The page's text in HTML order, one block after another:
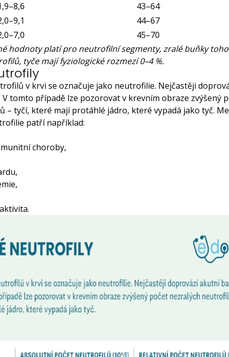
43–64
44–67
45–70
hodnoty platí pro neutrofilní segmenty, zralé buňky
tyče mají fyziologické rozmezí 0–4 %.
v krvi se označuje jako neutrofilie. Nejčastěji
tomto případě lze pozorovat v krevním obraze zvýšený
– tyčí, které mají protáhlé jádro, které vypadá jako tyč.
patří například:
choroby,